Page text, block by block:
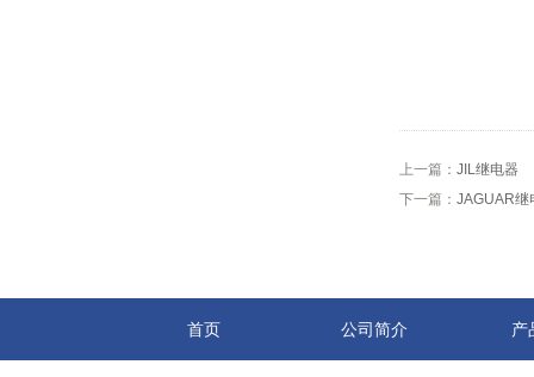
上一篇： JIL继电器
下一篇： JAGUAR继
首页 公司简介 产